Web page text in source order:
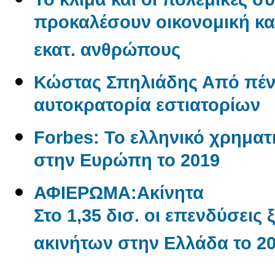
προκαλέσουν οικονομική
εκατ. ανθρώπους
Κώστας Σπηλιάδης Από
αυτοκρατορία εστιατορίων
Forbes: Το ελληνικό
στην Ευρώπη το 2019
ΑΦΙΕΡΩΜΑ:Aκίνητα
Στο 1,35 δισ. οι
ακινήτων στην Ελλάδα το